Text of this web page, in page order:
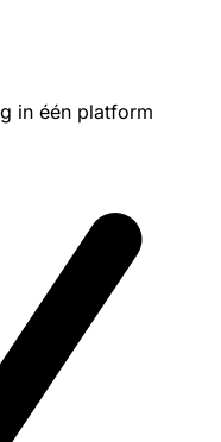
in één platform